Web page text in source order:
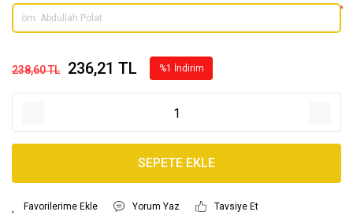
*
238,60 TL 236,21 TL %1 İndirim
SEPETE EKLE
Yorum Yaz Tavsiye Et